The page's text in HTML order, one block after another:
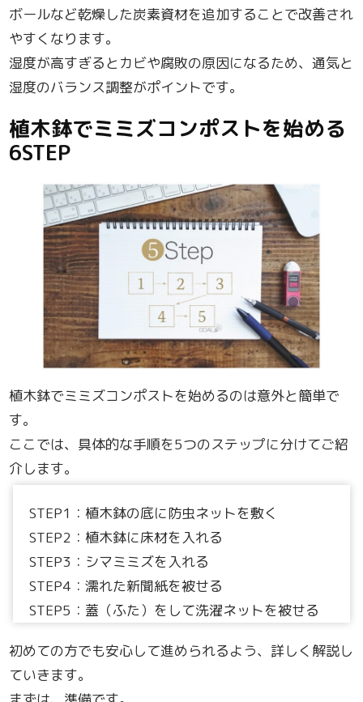
ボールなど乾燥した炭素資材を追加することで改善され
やすくなります。
湿度が高すぎるとカビや腐敗の原因になるため、通気と
湿度のバランス調整がポイントです。
植木鉢でミミズコンポストを始める
6STEP
植木鉢でミミズコンポストを始めるのは意外と簡単で
す。
ここでは、具体的な手順を5つのステップに分けてご紹
介します。
STEP1：植木鉢の底に防虫ネットを敷く
STEP2：植木鉢に床材を入れる
STEP3：シマミミズを入れる
STEP4：濡れた新聞紙を被せる
STEP5：蓋（ふた）をして洗濯ネットを被せる
初めての方でも安心して進められるよう、詳しく解説し
ていきます。